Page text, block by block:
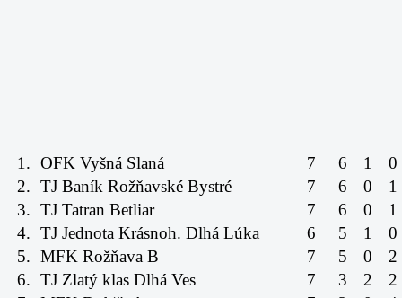
1. OFK Vyšná Slaná 7 6 1
0
2. TJ Baník Rožňavské Bystré 7 6 0
1
3. TJ Tatran Betliar 7 6 0
1
4. TJ Jednota Krásnoh. Dlhá Lúka 6 5 1
0
5. MFK Rožňava B 7 5 0
2
6. TJ Zlatý klas Dlhá Ves 7 3 2
2